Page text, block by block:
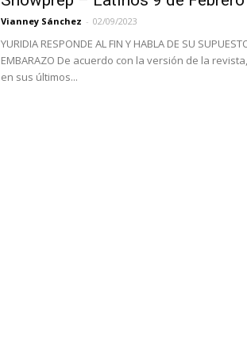
Vianney Sánchez - 02/09/2023
YURIDIA RESPONDE AL FIN Y HABLA DE SU
EMBARAZO De acuerdo con la versión de la revista,
en sus últimos...